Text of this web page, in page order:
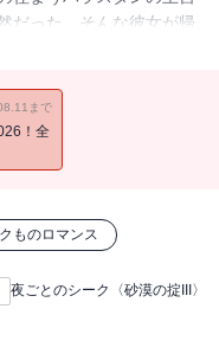
だった。そんな彼女が帰
ら恋焦がれてきたマリク
マリクは信じられない提
がその手ほどきをしてや
まで
！全
ものロマンス
夜ごとのシーク〈砂漠の掟III〉